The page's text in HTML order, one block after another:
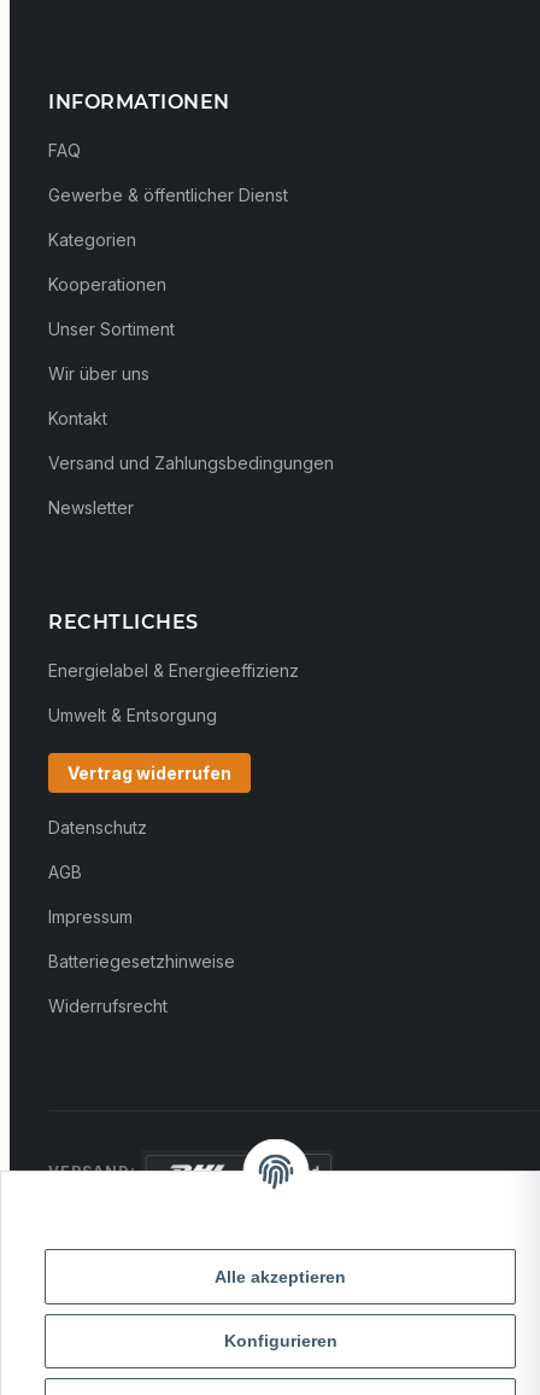
Alle akzeptieren
Konfigurieren
INFORMATIONEN
FAQ
Gewerbe & öffentlicher Dienst
Kategorien
Kooperationen
Unser Sortiment
Wir über uns
Kontakt
Versand und Zahlungsbedingungen
Newsletter
RECHTLICHES
Energielabel & Energieeffizienz
Umwelt & Entsorgung
Vertrag widerrufen
Datenschutz
AGB
Impressum
Batteriegesetzhinweise
Widerrufsrecht
VERSAND:
PayPal
VISA MasterCard
Rechnung
* Alle Preise inkl. gesetzlicher USt., zzgl.